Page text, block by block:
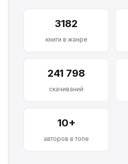
3182
книги в жанре
241 798
скачиваний
10+
авторов в топе